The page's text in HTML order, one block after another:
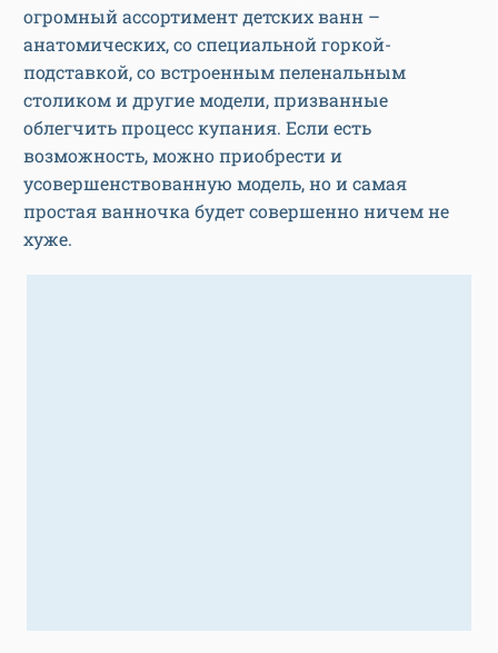
огромный ассортимент детских ванн –
анатомических, со специальной горкой-
подставкой, со встроенным пеленальным
столиком и другие модели, призванные
облегчить процесс купания. Если есть
возможность, можно приобрести и
усовершенствованную модель, но и самая
простая ванночка будет совершенно ничем не
хуже.